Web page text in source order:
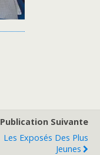
Publication Suivante
Les Exposés Des Plus
Jeunes